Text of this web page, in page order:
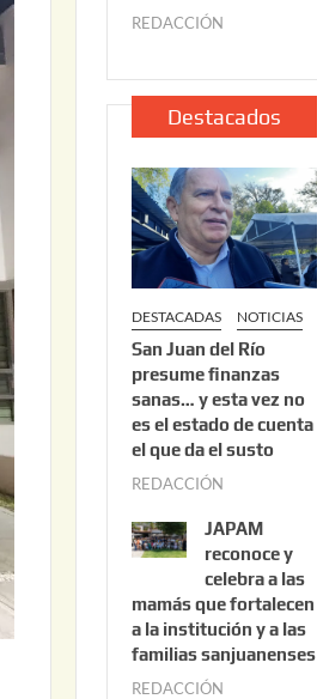
2
6
REDACCIÓN
l
i
o
2
2
,
2
0
2
6
Destacados
DESTACADAS NOTICIAS
San Juan del Río
presume finanzas
sanas… y esta vez no
es el estado de cuenta
el que da el susto
REDACCIÓN
s
t
o
3
JAPAM
reconoce y
celebra a las
mamás que fortalecen
a la institución y a las
familias sanjuanenses
REDACCIÓN